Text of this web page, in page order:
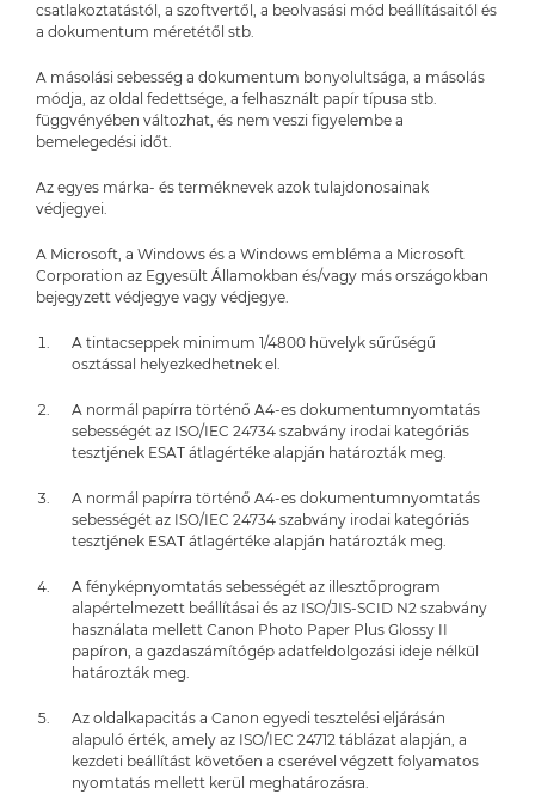
csatlakoztatástól, a szoftvertől, a beolvasási mód beállításaitól és
a dokumentum méretétől stb.
A másolási sebesség a dokumentum bonyolultsága, a másolás
módja, az oldal fedettsége, a felhasznált papír típusa stb.
függvényében változhat, és nem veszi figyelembe a
bemelegedési időt.
Az egyes márka- és terméknevek azok tulajdonosainak
védjegyei.
A Microsoft, a Windows és a Windows embléma a Microsoft
Corporation az Egyesült Államokban és/vagy más országokban
bejegyzett védjegye vagy védjegye.
A tintacseppek minimum 1/4800 hüvelyk sűrűségű
osztással helyezkedhetnek el.
A normál papírra történő A4-es dokumentumnyomtatás
sebességét az ISO/IEC 24734 szabvány irodai kategóriás
tesztjének ESAT átlagértéke alapján határozták meg.
A normál papírra történő A4-es dokumentumnyomtatás
sebességét az ISO/IEC 24734 szabvány irodai kategóriás
tesztjének ESAT átlagértéke alapján határozták meg.
A fényképnyomtatás sebességét az illesztőprogram
alapértelmezett beállításai és az ISO/JIS-SCID N2 szabvány
használata mellett Canon Photo Paper Plus Glossy II
papíron, a gazdaszámítógép adatfeldolgozási ideje nélkül
határozták meg.
Az oldalkapacitás a Canon egyedi tesztelési eljárásán
alapuló érték, amely az ISO/IEC 24712 táblázat alapján, a
kezdeti beállítást követően a cserével végzett folyamatos
nyomtatás mellett kerül meghatározásra.